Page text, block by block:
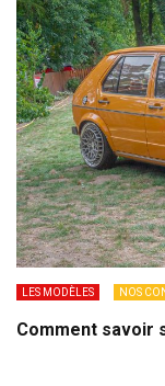
LES MODÈLES NOS
Comment savoir